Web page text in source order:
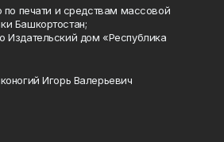
по печати и средствам массовой
Башкортостан;
Издательский дом «Республика
Игорь Валерьевич